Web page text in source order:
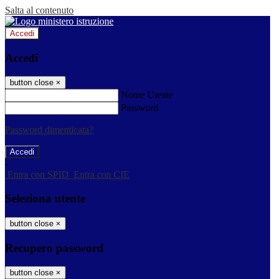
Salta al contenuto
Accedi
Accedi
button close ×
Nome Utente
Password
Password dimenticata?
-
Entra con SPID Entra con CIE
Seleziona utente
button close ×
Recupero password
button close ×